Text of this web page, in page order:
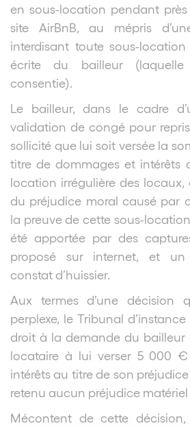
en sous-location pendant
site AirBnB, au mépris
interdisant toute sous-location
écrite du bailleur
consentie).
Le bailleur, dans le cadre
validation de congé pour
sollicité que lui soit versée la
titre de dommages et intérêts
location irrégulière des
du préjudice moral causé par
la preuve de cette sous-
été apportée par des
proposé sur internet, et un
constat d’huissier.
Aux termes d’une décision
perplexe, le Tribunal
droit à la demande du
locataire à lui verser 5 000
intérêts au titre de son
retenu aucun préjudice
Mécontent de cette